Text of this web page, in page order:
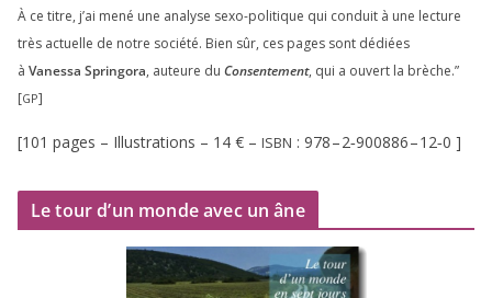
À ce titre, j’ai mené une ana­lyse sexo-poli­tique qui conduit à une lec­ture
très actuelle de notre socié­té. Bien sûr, ces pages sont dédiées
à Vanessa Springora, auteure du Consentement, qui a ouvert la brèche.”
[GP]
[101 pages – Illustrations – 14 € – ISBN : 978–2‑900886–12‑0 ]
Le tour d’un monde avec un âne